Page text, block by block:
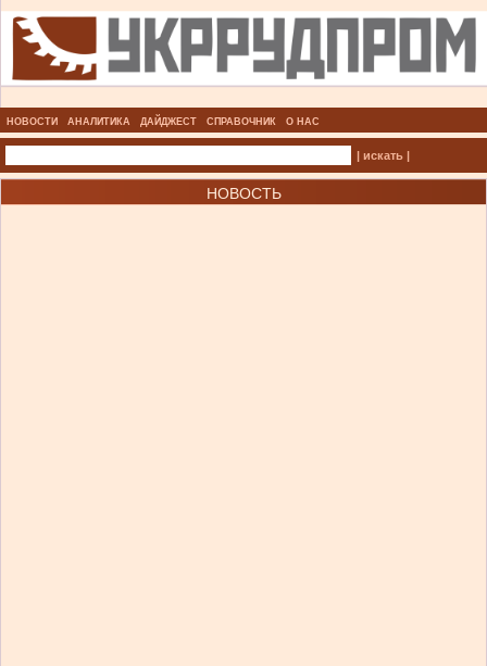
НОВОСТИ АНАЛИТИКА ДАЙДЖЕСТ СПРАВОЧНИК О НАС
| искать |
НОВОСТЬ